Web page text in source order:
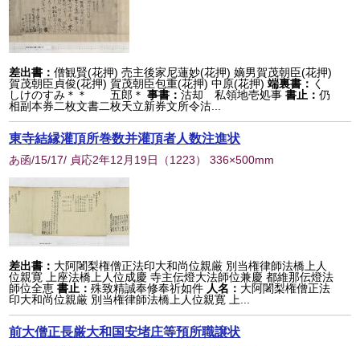
差出書：僧観賢(花押) 売主後家尼蓮妙(花押) 嫡男賀茂朝臣(花押)
賀茂朝臣貞俊(花押) 賀茂朝臣包重(花押) 中原(花押) 端裏書： く
しけのすみ＊＊ 五郎＊ 事書：沽却 私領地壱処事 書止：仍
相副本券二枚文書二枚天立新券文所令沽...
東寺結縁灌頂所巻数并灌頂者人数注進状
あ函/15/17/ 貞応2年12月19日 （1223） 336×500mm
差出書： 大阿闍梨権僧正法印大和尚位親厳 別当権律師法橋上人
位親寛 上座法橋上人位成慶 寺主伝燈大法師位兼慶 都維那伝燈法
師位全恵 書止：殊致精誠奉修奉祈如件 人名： 大阿闍梨権僧正法
印大和尚位親厳 別当権律師法橋上人位親寛 上...
前大僧正長厳大和国安堵庄等預所職譲状